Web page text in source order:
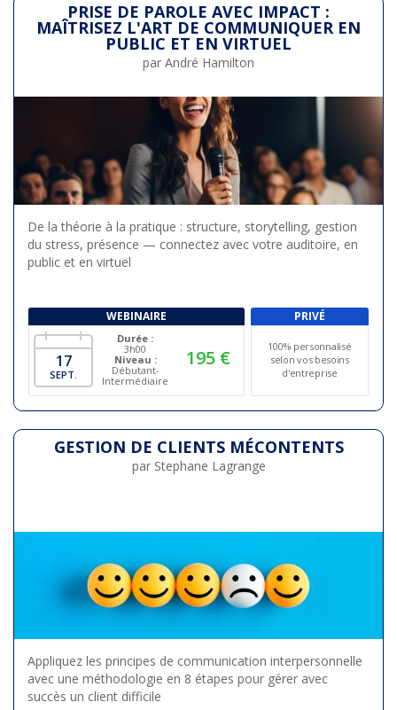
PRISE DE PAROLE AVEC IMPACT :
MAÎTRISEZ L'ART DE COMMUNIQUER EN
PUBLIC ET EN VIRTUEL
par André Hamilton
De la théorie à la pratique : structure, storytelling, gestion
du stress, présence — connectez avec votre auditoire, en
public et en virtuel
WEBINAIRE
17
SEPT.
Durée :
3h00
Niveau :
Débutant-
Intermédiaire
195 €
PRIVÉ
100% personnalisé
selon vos besoins
d'entreprise
GESTION DE CLIENTS MÉCONTENTS
par Stephane Lagrange
Appliquez les principes de communication interpersonnelle
avec une méthodologie en 8 étapes pour gérer avec
succès un client difficile